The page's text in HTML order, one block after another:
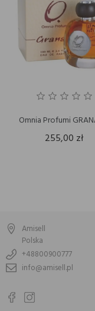
Omnia Profumi
255,00 zł
Amisell
Polska
+48800900777
info@amisell.pl